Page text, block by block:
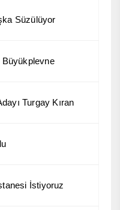
Süzülüyor
Büyükplevne
Turgay Kıran
İstiyoruz